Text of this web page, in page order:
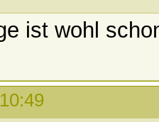
ist wohl